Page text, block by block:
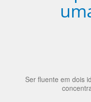
Ser fluente em dois